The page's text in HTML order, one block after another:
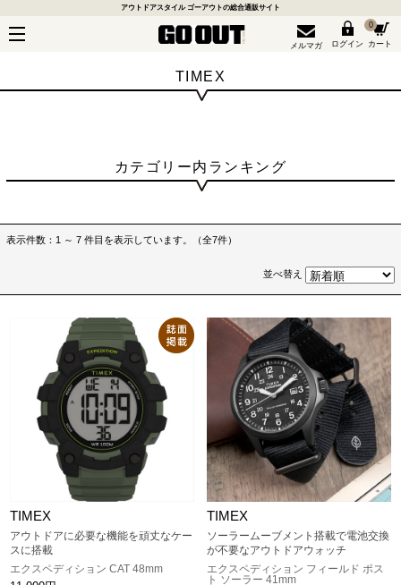
アウトドアスタイル ゴーアウトの総合通販サイト
メルマガ ログイン
0
カート
TIMEX
カテゴリー内ランキング
表示件数：1 ～ 7 件目を表示しています。（全7件）
並べ替え
TIMEX
アウトドアに必要な機能を頑丈なケー
スに搭載
エクスペディション CAT 48mm
TIMEX
ソーラームーブメント搭載で電池交換
が不要なアウトドアウォッチ
エクスペディション フィールド ポス
ト ソーラー 41mm